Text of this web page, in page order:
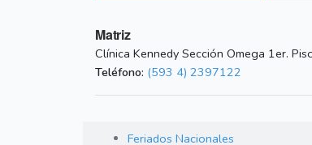
Matriz
Clínica Kennedy Sección Omega 1er.
Teléfono: (593 4) 2397122
Feriados Nacionales